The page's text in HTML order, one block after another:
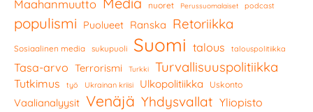
Maahanmuutto nuoret Perussuomalaiset podcast
populismi Puolueet Ranska Retoriikka
Sosiaalinen media sukupuoli Suomi talous talouspolitiikka
Tasa-arvo Terrorismi Turkki Turvallisuuspolitiikka
Tutkimus työ Ukrainan kriisi Ulkopolitiikka Uskonto
Vaalianalyysit Venäjä Yhdysvallat Yliopisto